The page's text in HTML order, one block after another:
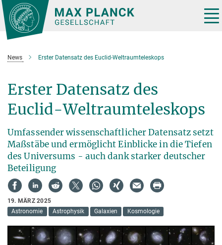
Hauptinhalt
News Erster Datensatz des Euclid-Weltraumteleskops
Erster Datensatz des
Euclid-Weltraumteleskops
Umfassender wissenschaftlicher Datensatz setzt
Maßstäbe und ermöglicht Einblicke in die Tiefen
des Universums - auch dank starker deutscher
Beteiligung
19. MÄRZ 2025
Astronomie
Astrophysik Galaxien Kosmologie